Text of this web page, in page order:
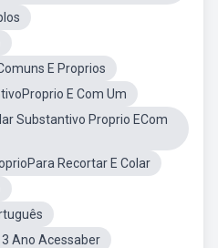
E Proprios
E Com Um
Substantivo Proprio ECom
Recortar E Colar
Ano Acessaber